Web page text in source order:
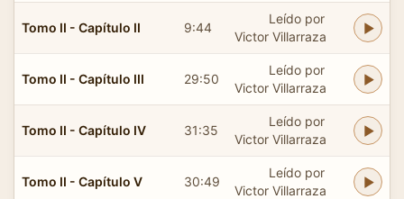
Tomo II - Capítulo II 9:44
Leído por
Victor Villarraza
Tomo II - Capítulo III 29:50
Leído por
Victor Villarraza
Tomo II - Capítulo IV 31:35
Leído por
Victor Villarraza
Tomo II - Capítulo V 30:49
Leído por
Victor Villarraza